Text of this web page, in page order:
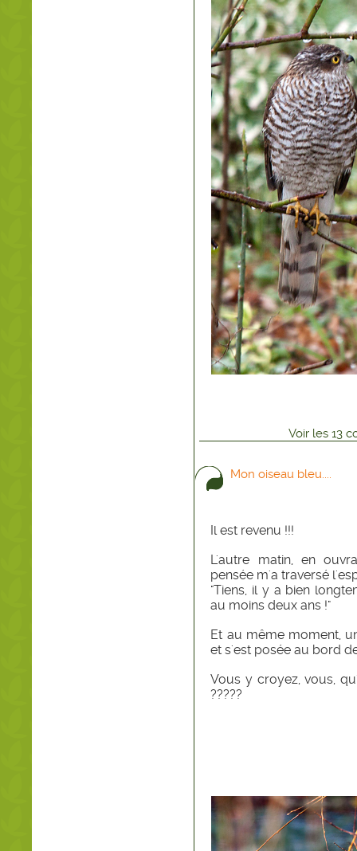
Voir les 13
Mon oiseau bleu....
Il est revenu !!!
L'autre matin, en
pensée m'a traversé
"Tiens, il y a bien
au moins deux ans !"
Et au même moment,
et s'est posée au bord
Vous y croyez, vous,
?????